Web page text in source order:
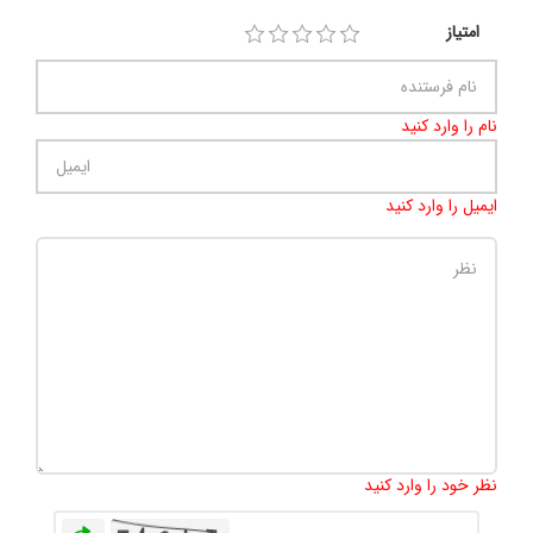
امتیاز
نام را وارد کنید
ایمیل را وارد کنید
نظر خود را وارد کنید